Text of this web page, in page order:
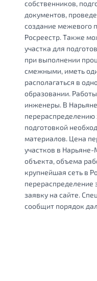
собственников,
документов,
создание межевого
Росреестр. Также
участка для
при выполнении
смежными, иметь
располагаться в
образовании.
инженеры. В
перераспределению
подготовкой
материалов. Цена
участков в Нарьяне-
объекта, объема
крупнейшая сеть в
перераспределение
заявку на сайте.
сообщит порядок